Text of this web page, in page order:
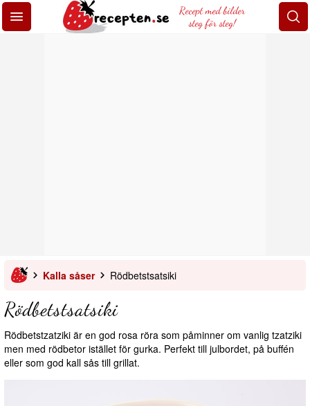
Recept med bilder
steg för steg!
Kalla såser Rödbetstsatsiki
Rödbetstsatsiki
Rödbetstzatziki är en god rosa röra som påminner om vanlig tzatziki
men med rödbetor istället för gurka. Perfekt till julbordet, på buffén
eller som god kall sås till grillat.